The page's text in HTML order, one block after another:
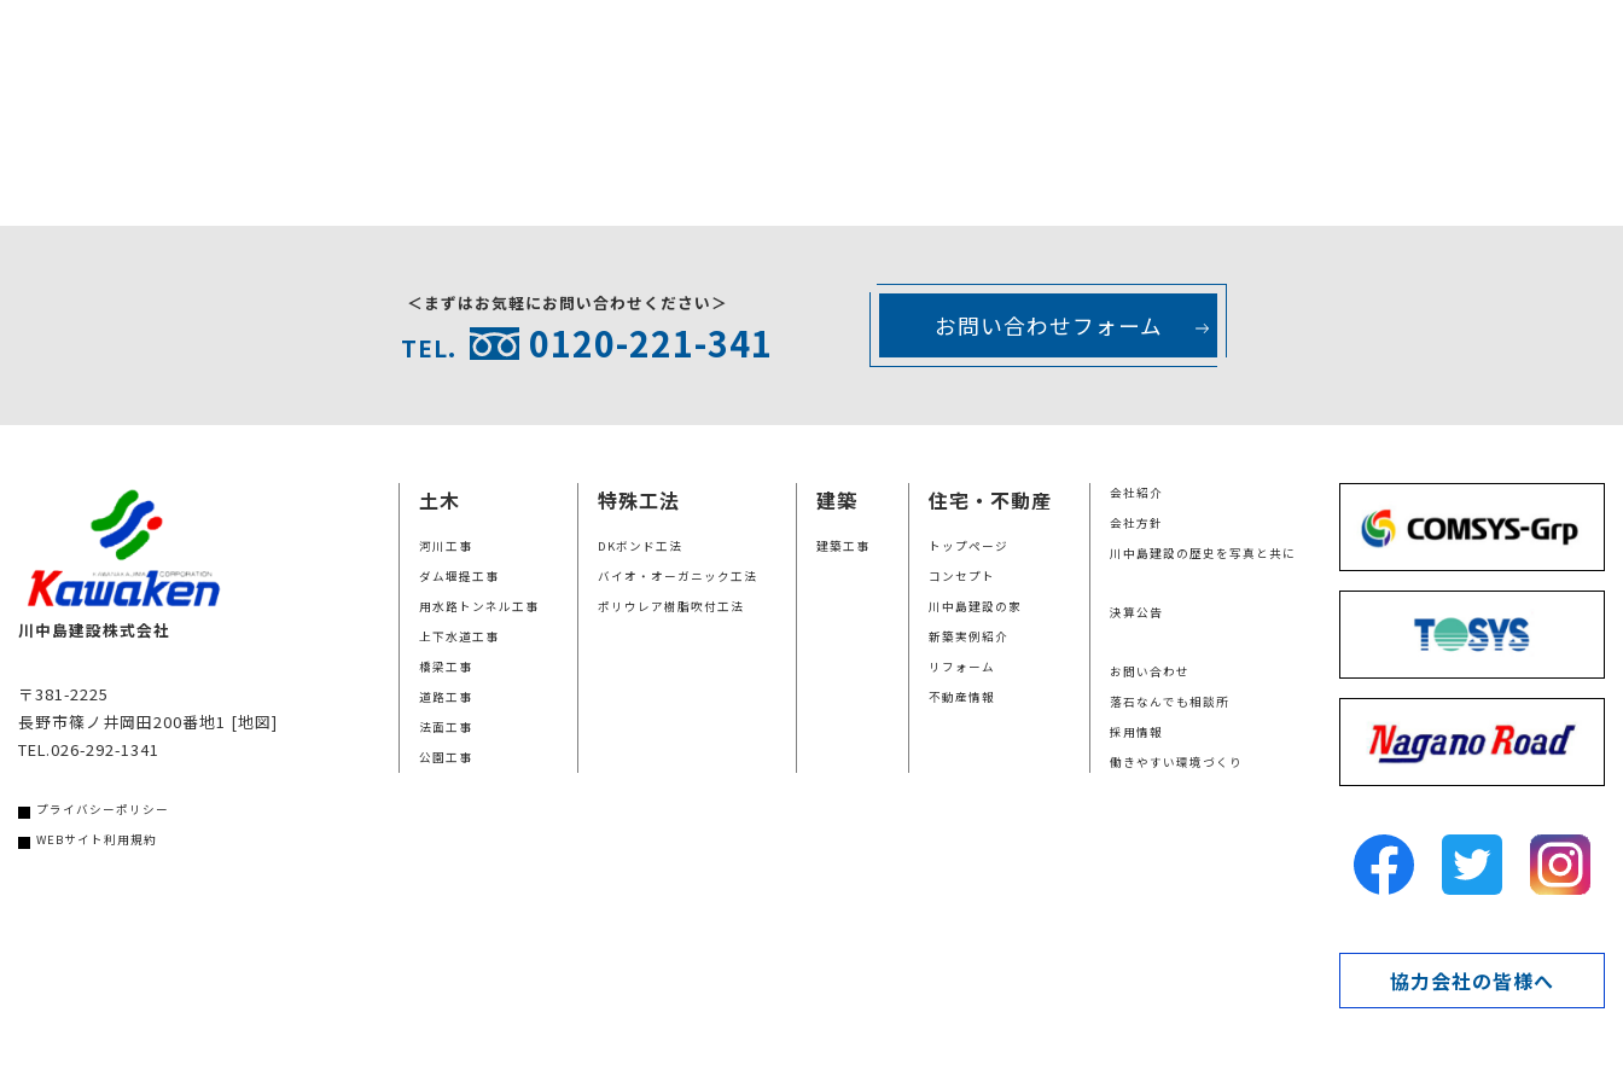
＜まずはお気軽にお問い合わせください＞
TEL. 0120-221-341 お問い合わせフォーム
川中島建設株式会社
〒381-2225
長野市篠ノ井岡田200番地1 [地図]
TEL.026-292-1341
プライバシーポリシー
WEBサイト利用規約
土木
河川工事
ダム堰提工事
用水路トンネル工事
上下水道工事
橋梁工事
道路工事
法面工事
公園工事
特殊工法
DKボンド工法
バイオ・オーガニック工法
ポリウレア樹脂吹付工法
建築
建築工事
住宅・不動産
トップページ
コンセプト
川中島建設の家
新築実例紹介
リフォーム
不動産情報
会社紹介
会社方針
川中島建設の歴史を写真と共に
決算公告
お問い合わせ
落石なんでも相談所
採用情報
働きやすい環境づくり
協力会社の皆様へ